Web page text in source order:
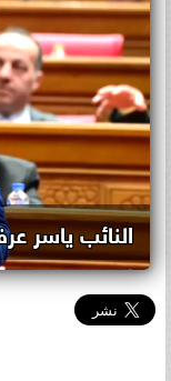
النائب ياسر